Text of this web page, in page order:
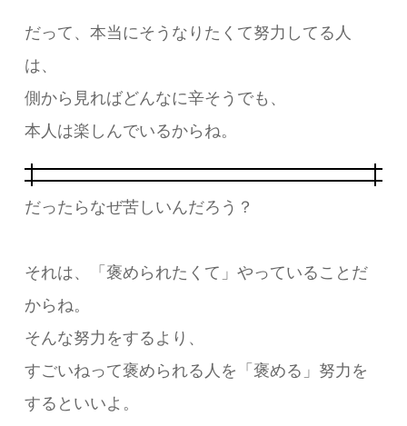
だって、本当にそうなりたくて努力してる人
は、
側から見ればどんなに辛そうでも、
本人は楽しんでいるからね。
だったらなぜ苦しいんだろう？
それは、「褒められたくて」やっていることだ
からね。
そんな努力をするより、
すごいねって褒められる人を「褒める」努力を
するといいよ。